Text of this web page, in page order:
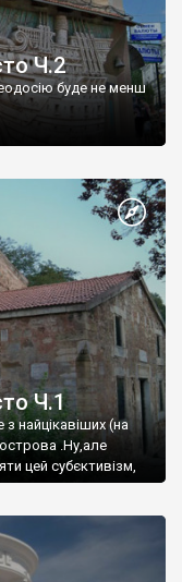
Ч.2
буде не менш
Ч.1
найцікавіших (на
.Ну,але
цей субєктивізм,